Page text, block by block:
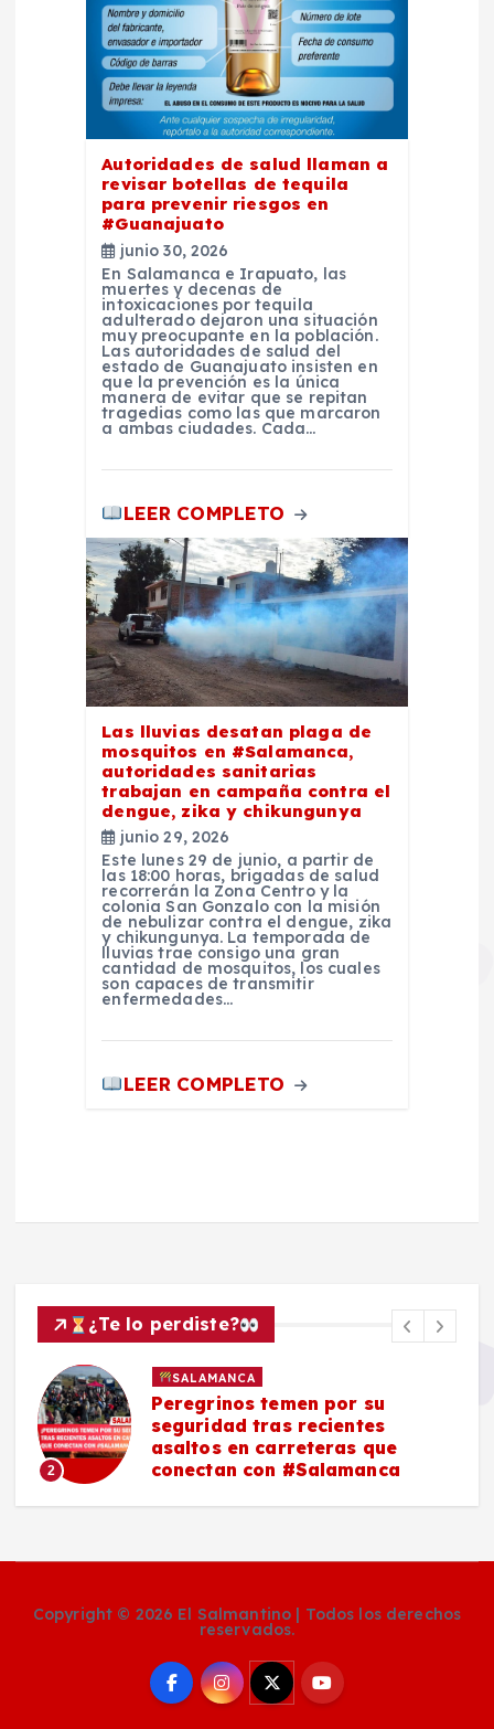
Autoridades de salud llaman a
revisar botellas de tequila
para prevenir riesgos en
#Guanajuato
junio 30, 2026
En Salamanca e Irapuato, las
muertes y decenas de
intoxicaciones por tequila
adulterado dejaron una situación
muy preocupante en la población.
Las autoridades de salud del
estado de Guanajuato insisten en
que la prevención es la única
manera de evitar que se repitan
tragedias como las que marcaron
a ambas ciudades. Cada…
LEER COMPLETO
Las lluvias desatan plaga de
mosquitos en #Salamanca,
autoridades sanitarias
trabajan en campaña contra el
dengue, zika y chikungunya
junio 29, 2026
Este lunes 29 de junio, a partir de
las 18:00 horas, brigadas de salud
recorrerán la Zona Centro y la
colonia San Gonzalo con la misión
de nebulizar contra el dengue, zika
y chikungunya. La temporada de
lluvias trae consigo una gran
cantidad de mosquitos, los cuales
son capaces de transmitir
enfermedades…
LEER COMPLETO
¿Te lo perdiste?
2
SALAMANCA
Peregrinos temen por su
seguridad tras recientes
asaltos en carreteras que
conectan con #Salamanca
Copyright © 2026 El Salmantino | Todos los derechos
reservados.